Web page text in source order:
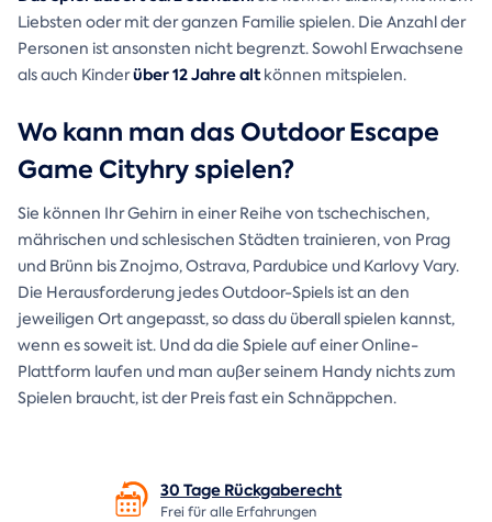
Liebsten oder mit der ganzen Familie spielen. Die Anzahl der
Personen ist ansonsten nicht begrenzt. Sowohl Erwachsene
als auch Kinderüber 12 Jahre altkönnen mitspielen.
Wo kann man das Outdoor Escape
Game Cityhry spielen?
Sie können Ihr Gehirn in einer Reihe von tschechischen,
mährischen und schlesischen Städten trainieren, von Prag
und Brünn bis Znojmo, Ostrava, Pardubice und Karlovy Vary.
Die Herausforderung jedes Outdoor-Spiels ist an den
jeweiligen Ort angepasst, so dass du überall spielen kannst,
wenn es soweit ist. Und da die Spiele auf einer Online-
Plattform laufen und man außer seinem Handy nichts zum
Spielen braucht, ist der Preis fast ein Schnäppchen.
30 Tage Rückgaberecht
Frei für alle Erfahrungen